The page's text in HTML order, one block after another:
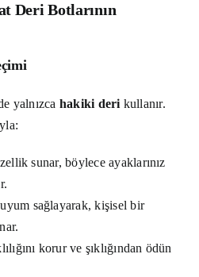
Deri Botlarının
yalnızca hakiki deri kullanır.
sunar, böylece ayaklarınız
uyum sağlayarak, kişisel bir
korur ve şıklığından ödün